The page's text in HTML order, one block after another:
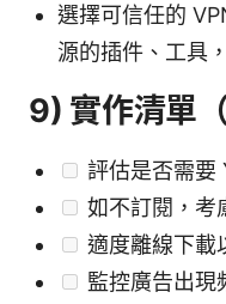
選擇可信任的
源的插件、工具
9) 實作清單
評估是否需要
如不訂閱，考
適度離線下載
監控廣告出現